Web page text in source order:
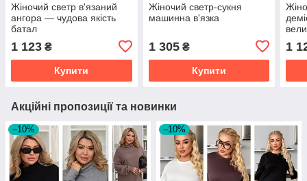
Жіночий светр в'язаний
ангора — чудова якість
батал
1 123 ₴
Купити
Жіночий светр-сукня
машинна в'язка
1 305₴
Купити
1
Акційні пропозиції та новинки
–10% –10%